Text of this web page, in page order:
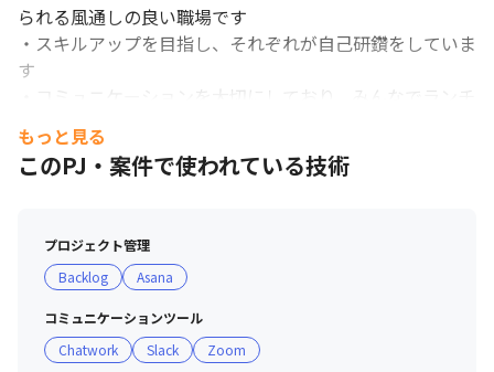
コミュニケーションを大切にしています。
られる風通しの良い職場です
・スキルアップを目指し、それぞれが自己研鑽をしていま
す
・コミュニケーションを大切にしており、みんなでランチ
に行ったり、部活動制度を利用したりと、チームや職種を
超えて交流できる機会が多くあります
・メンバーをサポートし合う文化があり、分からないこと
・新卒からベテランまで、一人ひとりが考え発案、実行す
ることにより、事業が推進していく実感を感じられるよう
な雰囲気があります
＜組織全体の特徴＞
もっと見る
このPJ・案件で使われている技術
プロジェクト管理
Backlog
Asana
コミュニケーションツール
Chatwork
Slack Zoom